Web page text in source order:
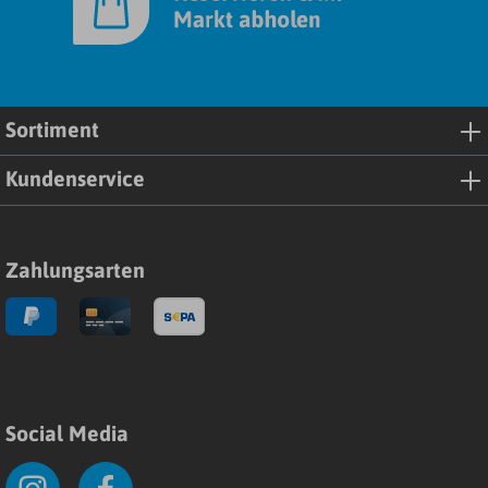
Sortiment
Kundenservice
Zahlungsarten
Social Media